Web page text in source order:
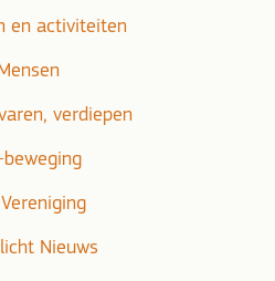
en activiteiten
verdiepen
beweging
Nieuws